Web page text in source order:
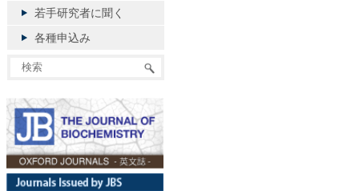
若手研究者に聞く
各種申込み